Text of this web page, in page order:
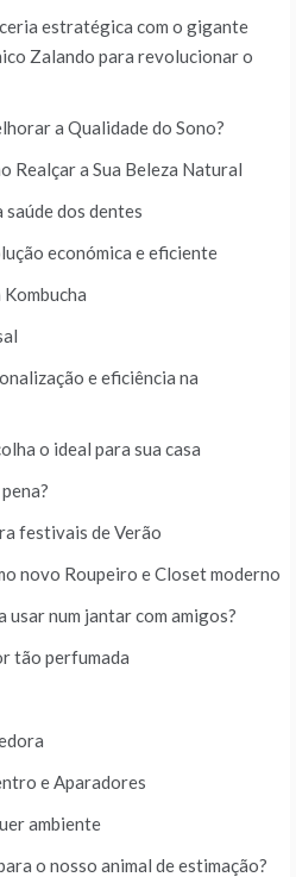
estratégica com o gigante
Zalando para revolucionar o
a Qualidade do Sono?
Realçar a Sua Beleza Natural
dos dentes
económica e eficiente
e eficiência na
o ideal para sua casa
festivais de Verão
novo Roupeiro e Closet moderno
usar num jantar com amigos?
tão perfumada
e Aparadores
ambiente
o nosso animal de estimação?